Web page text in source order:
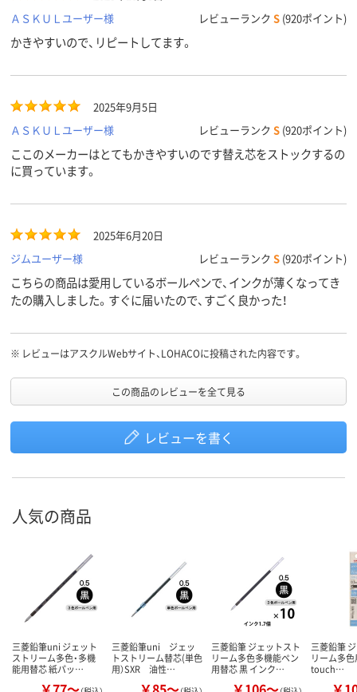
ＡＳＫＵＬユーザー様
レビューランク S (920ポイント)
かきやすいので、リピートしてます。
2025年9月5日
ＡＳＫＵＬユーザー様
レビューランク S (920ポイント)
ここのメーカーはとてもかきやすいのです替え芯をストックするの
に買っています。
2025年6月20日
ジムユーザー様
レビューランク S (920ポイント)
こちらの商品は愛用しているボールペンで、インクが薄くなってき
たの購入しました。すぐに届いたので、すごく良かった！
※ レビューはアスクルWebサイト、LOHACOに投稿された内容です。
この商品のレビューを全て見る
レビューを書く
人気の商品
三菱鉛筆uni ジェット
ストリーム多色・多機
能用替芯 紙パッ…
三菱鉛筆uni ジェッ
トストリーム替芯(単色
用）SXR 油性…
三菱鉛筆 ジェットスト
リーム多色多機能ペン
用替芯 黒 インク…
三菱鉛筆
リーム多色
touch…